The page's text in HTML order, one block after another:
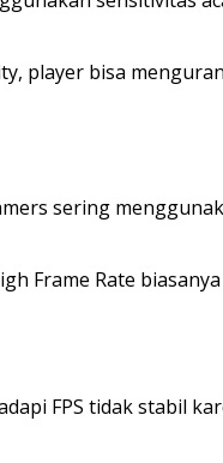
player bisa
sering
Frame Rate
FPS tidak stabil